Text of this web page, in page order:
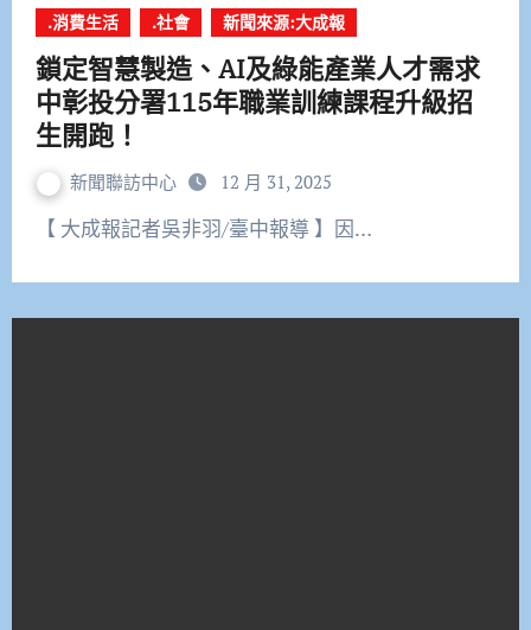
.消費生活 .社會 新聞來源:大成報
鎖定智慧製造、AI及綠能產業人才需求
中彰投分署115年職業訓練課程升級招
生開跑！
新聞聯訪中心 12 月 31, 2025
【 大成報記者吳非羽/臺中報導 】因…